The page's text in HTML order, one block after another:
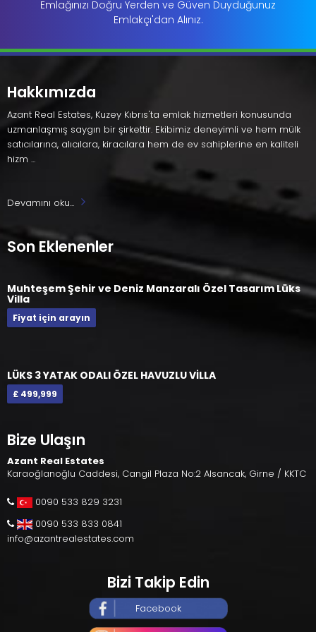
Emlağınızı Doğru Yerden ve Güven Duyduğunuz
Emlakçı'dan Alınız.
Hakkımızda
Azant Real Estates, Kuzey Kıbrıs'ta emlak hizmetleri konusunda
uzmanlaşmış saygın bir şirkettir. Ekibimiz deneyimli ve hem mülk
satıcılarına, alıcılara, kiracılara hem de ev sahiplerine en kaliteli
hizm ...
Devamını oku...
Son Eklenenler
Muhteşem Şehir ve Deniz Manzaralı Özel Tasarım Lüks
Villa
Fiyat için arayın
LÜKS 3 YATAK ODALI ÖZEL HAVUZLU VİLLA
£ 499,999
Bize Ulaşın
Azant Real Estates
Karaoğlanoğlu Caddesi, Cangil Plaza No:2 Alsancak, Girne / KKTC
0090 533 829 3231
0090 533 833 0841
info@azantrealestates.com
Bizi Takip Edin
Facebook